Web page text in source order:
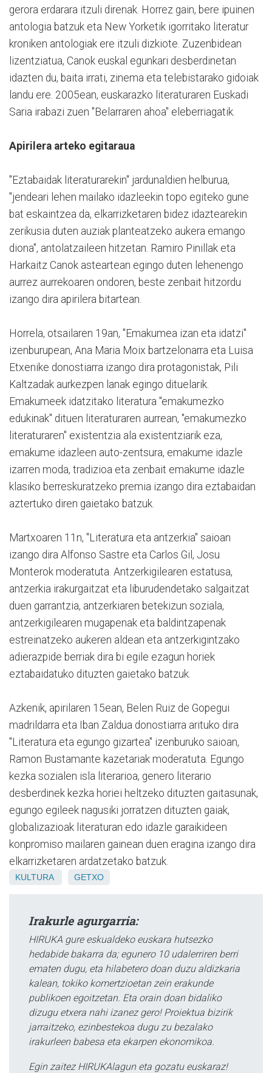
gerora erdarara itzuli direnak. Horrez gain, bere ipuinen
antologia batzuk eta New Yorketik igorritako literatur
kroniken antologiak ere itzuli dizkiote. Zuzenbidean
lizentziatua, Canok euskal egunkari desberdinetan
idazten du, baita irrati, zinema eta telebistarako gidoiak
landu ere. 2005ean, euskarazko literaturaren Euskadi
Saria irabazi zuen "Belarraren ahoa" eleberriagatik.
Apirilera arteko egitaraua
"Eztabaidak literaturarekin" jardunaldien helburua,
"jendeari lehen mailako idazleekin topo egiteko gune
bat eskaintzea da, elkarrizketaren bidez idaztearekin
zerikusia duten auziak planteatzeko aukera emango
diona", antolatzaileen hitzetan. Ramiro Pinillak eta
Harkaitz Canok asteartean egingo duten lehenengo
aurrez aurrekoaren ondoren, beste zenbait hitzordu
izango dira apirilera bitartean.
Horrela, otsailaren 19an, "Emakumea izan eta idatzi"
izenburupean, Ana Maria Moix bartzelonarra eta Luisa
Etxenike donostiarra izango dira protagonistak, Pili
Kaltzadak aurkezpen lanak egingo dituelarik.
Emakumeek idatzitako literatura "emakumezko
edukinak" dituen literaturaren aurrean, "emakumezko
literaturaren" existentzia ala existentziarik eza,
emakume idazleen auto-zentsura, emakume idazle
izarren moda, tradizioa eta zenbait emakume idazle
klasiko berreskuratzeko premia izango dira eztabaidan
aztertuko diren gaietako batzuk.
Martxoaren 11n, "Literatura eta antzerkia" saioan
izango dira Alfonso Sastre eta Carlos Gil, Josu
Monterok moderatuta. Antzerkigilearen estatusa,
antzerkia irakurgaitzat eta liburudendetako salgaitzat
duen garrantzia, antzerkiaren betekizun soziala,
antzerkigilearen mugapenak eta baldintzapenak
estreinatzeko aukeren aldean eta antzerkigintzako
adierazpide berriak dira bi egile ezagun horiek
eztabaidatuko dituzten gaietako batzuk.
Azkenik, apirilaren 15ean, Belen Ruiz de Gopegui
madrildarra eta Iban Zaldua donostiarra arituko dira
"Literatura eta egungo gizartea" izenburuko saioan,
Ramon Bustamante kazetariak moderatuta. Egungo
kezka sozialen isla literarioa, genero literario
desberdinek kezka horiei heltzeko dituzten gaitasunak,
egungo egileek nagusiki jorratzen dituzten gaiak,
globalizazioak literaturan edo idazle garaikideen
konpromiso mailaren gainean duen eragina izango dira
elkarrizketaren ardatzetako batzuk.
KULTURA GETXO
Irakurle agurgarria:
HIRUKA gure eskualdeko euskara hutsezko
hedabide bakarra da; egunero 10 udalerriren berri
ematen dugu, eta hilabetero doan duzu aldizkaria
kalean, tokiko komertzioetan zein erakunde
publikoen egoitzetan. Eta orain doan bidaliko
dizugu etxera nahi izanez gero! Proiektua bizirik
jarraitzeko, ezinbestekoa dugu zu bezalako
irakurleen babesa eta ekarpen ekonomikoa.
Egin zaitez HIRUKAlagun eta gozatu euskaraz!